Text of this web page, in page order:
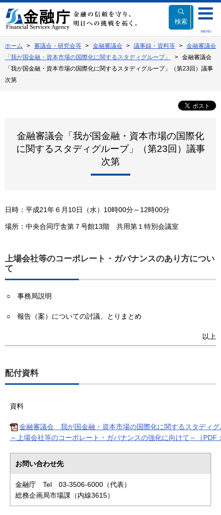
文
へ
動
検索
MENU
ホーム 審議会・研究会等 金融審議会 議事録・資料等
金融審議会
「我が国金融・資本市場の国際化に関するスタディグループ」
金融審議会
「我が国金融・資本市場の国際化に関するスタディグループ」（第23回）議事
次第
金融審議会「我が国金融・資本市場の国際化
に関するスタディグループ」（第23回）議事
次第
日時：平成21年６月10日（水）10時00分～12時00分
場所：中央合同庁舎第７号館13階 共用第１特別会議室
上場会社等のコーポレート・ガバナンスのあり方につい
て
○ 事務局説明
○ 報告（案）についての討議、とりまとめ
以上
配付資料
資料
金融審議会 我が国金融・資本市場の国際化に関するスタディグ
～上場会社等のコーポレート・ガバナンスの強化に向けて～（PDF
お問い合わせ先
金融庁 Tel 03-3506-6000（代表）
総務企画局市場課（内線3615）